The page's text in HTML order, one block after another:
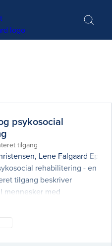
psykosocial
tilgang
, Lene Falgaard Eplov
rehabilitering - en
tilgang beskriver
mennesker med
bidrager bl.a. med